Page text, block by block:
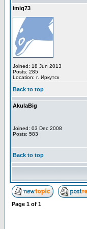
imig73
Joined: 18 Jun 2013
Posts: 285
Location: г. Иркутск
Back to top
AkulaBig
Joined: 03 Dec 2008
Posts: 583
Back to top
Page 1 of 1